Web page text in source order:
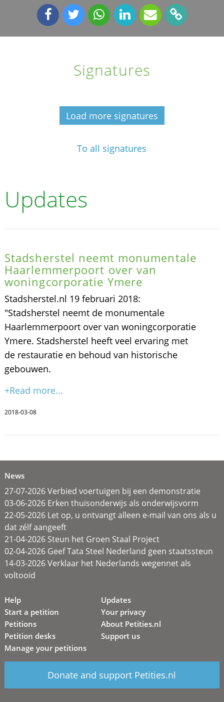
Signatures
Load more signatures
To all signatures
Updates
Stadsherstel neemt monumentale
Haarlemmerpoort over van
woningcorporatie Ymere
Stadsherstel.nl 19 februari 2018:
"Stadsherstel neemt de monumentale
Haarlemmerpoort over van woningcorporatie
Ymere. Stadsherstel heeft veel ervaring met
de restauratie en behoud van historische
gebouwen.
+Read more...
2018-03-08
News
27-07-2026 Verbied voertuigen bij een demonstratie
03-06-2026 Erken thuisonderwijs als onderwijsvorm
22-05-2026 Let op, u ontvangt alleen e-mail van ons als u
dat zélf aangeeft
21-04-2026 Steun het Groen Staal Project
02-04-2026 Geef Tata Steel Nederland geen staatssteun
14-03-2026 Verklaar het Nederlands wegennet als
voltooid
Help
Start a petition
Petitions
Petition desks
Manage your petitions
Updates
Your privacy
About Petities.nl
Support us
Donate and support Petities.nl